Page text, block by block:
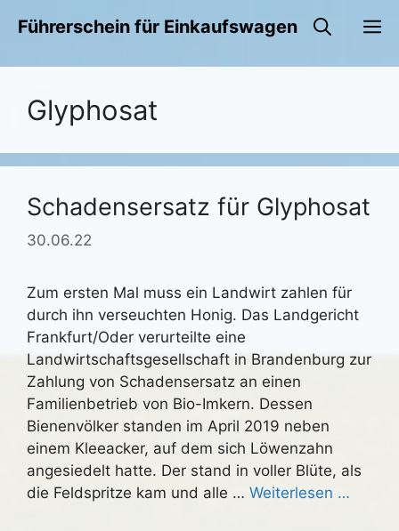
InhaltFührerschein für Einkaufswagen
Glyphosat
Schadensersatz für Glyphosat
30.06.22
Zum ersten Mal muss ein Landwirt zahlen für
durch ihn verseuchten Honig. Das Landgericht
Frankfurt/Oder verurteilte eine
Landwirtschaftsgesellschaft in Brandenburg zur
Zahlung von Schadensersatz an einen
Familienbetrieb von Bio-Imkern. Dessen
Bienenvölker standen im April 2019 neben
einem Kleeacker, auf dem sich Löwenzahn
angesiedelt hatte. Der stand in voller Blüte, als
die Feldspritze kam und alle … Weiterlesen …